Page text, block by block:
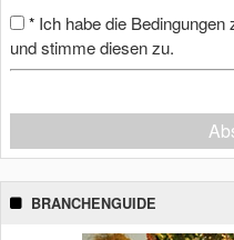
* Ich habe die
und stimme diesen zu.
BRANCHENGUIDE